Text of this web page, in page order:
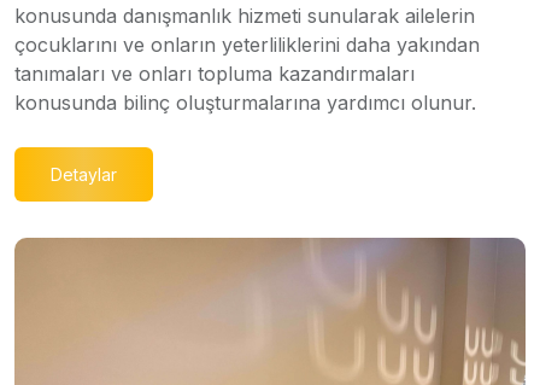
konusunda danışmanlık hizmeti sunularak ailelerin
çocuklarını ve onların yeterliliklerini daha yakından
tanımaları ve onları topluma kazandırmaları
konusunda bilinç oluşturmalarına yardımcı olunur.
Detaylar